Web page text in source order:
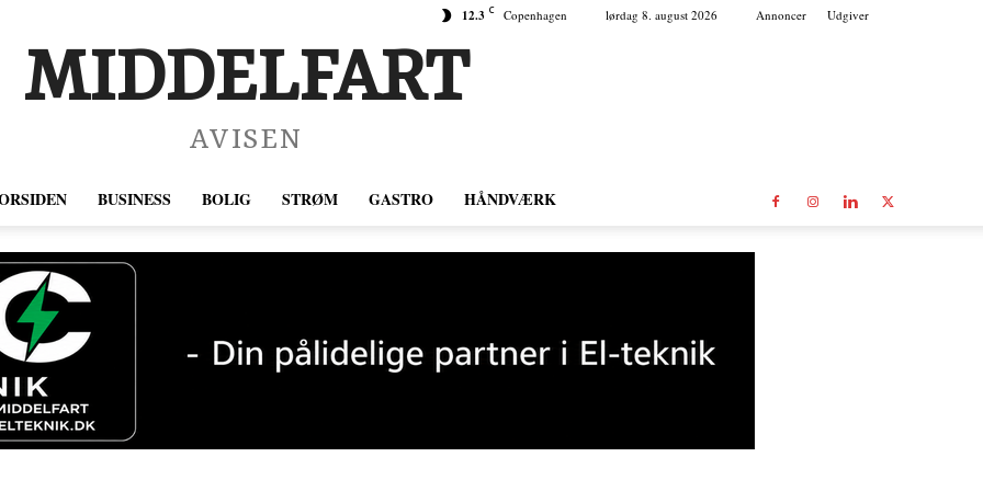
12.3 C Copenhagen lørdag 8. august 2026 Annoncer Udgiver
MIDDELFART
AVISEN
BUSINESS BOLIG STRØM GASTRO HÅNDVÆRK